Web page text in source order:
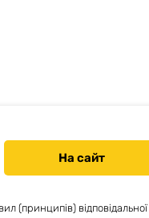
На сайт
(принципів) відповідальної